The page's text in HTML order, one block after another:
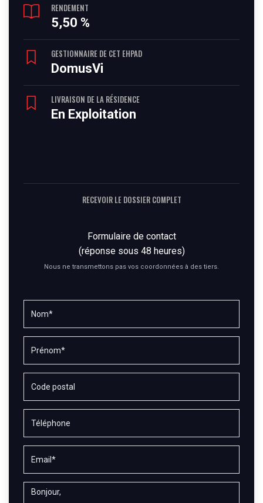
RENDEMENT
5,50 %
GESTIONNAIRE DE CET EHPAD
DomusVi
LIVRAISON DE LA RÉSIDENCE
En Exploitation
RECEVOIR LE DOSSIER COMPLET
Formulaire de contact
(réponse sous 48 heures)
Nous ne transmettons pas vos coordonnées à des tiers.